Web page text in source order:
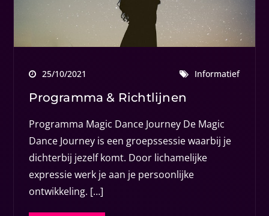
25/10/2021 Informatief
Programma & Richtlijnen
Programma Magic Dance Journey De Magic
Dance Journey is een groepssessie waarbij je
dichterbij jezelf komt. Door lichamelijke
expressie werk je aan je persoonlijke
ontwikkeling. […]